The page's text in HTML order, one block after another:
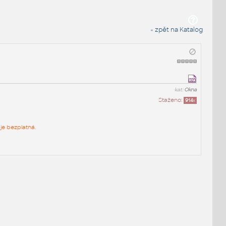
« zpět na Katalog
kat:Okna
Staženo: 914x
bezplatná.